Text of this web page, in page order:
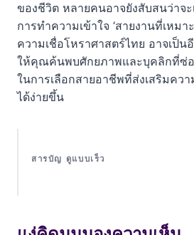
ของชีวิต หลายคนอาจยังสับสนว่าจะ
การทำความเข้าใจ ‘สายงานที่เหม
ความเชื่อโหราศาสตร์ไทย อาจเป็น
ให้คุณค้นพบศักยภาพและบุคลิกที่ซ่อ
ในการเลือกสายอาชีพที่ส่งเสริมคว
ได้ง่ายขึ้น
สารบัญ ดูแบบเร็ว
พื้นฐานแนวคิดเรื่องอาชีพตามวันเ